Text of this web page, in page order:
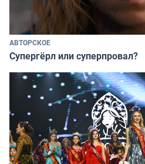
АВТОРСКОЕ
Супергёрл или суперпровал?